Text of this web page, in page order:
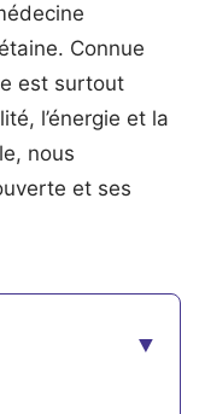
Connue
est surtout
l’énergie et la
nous
et ses